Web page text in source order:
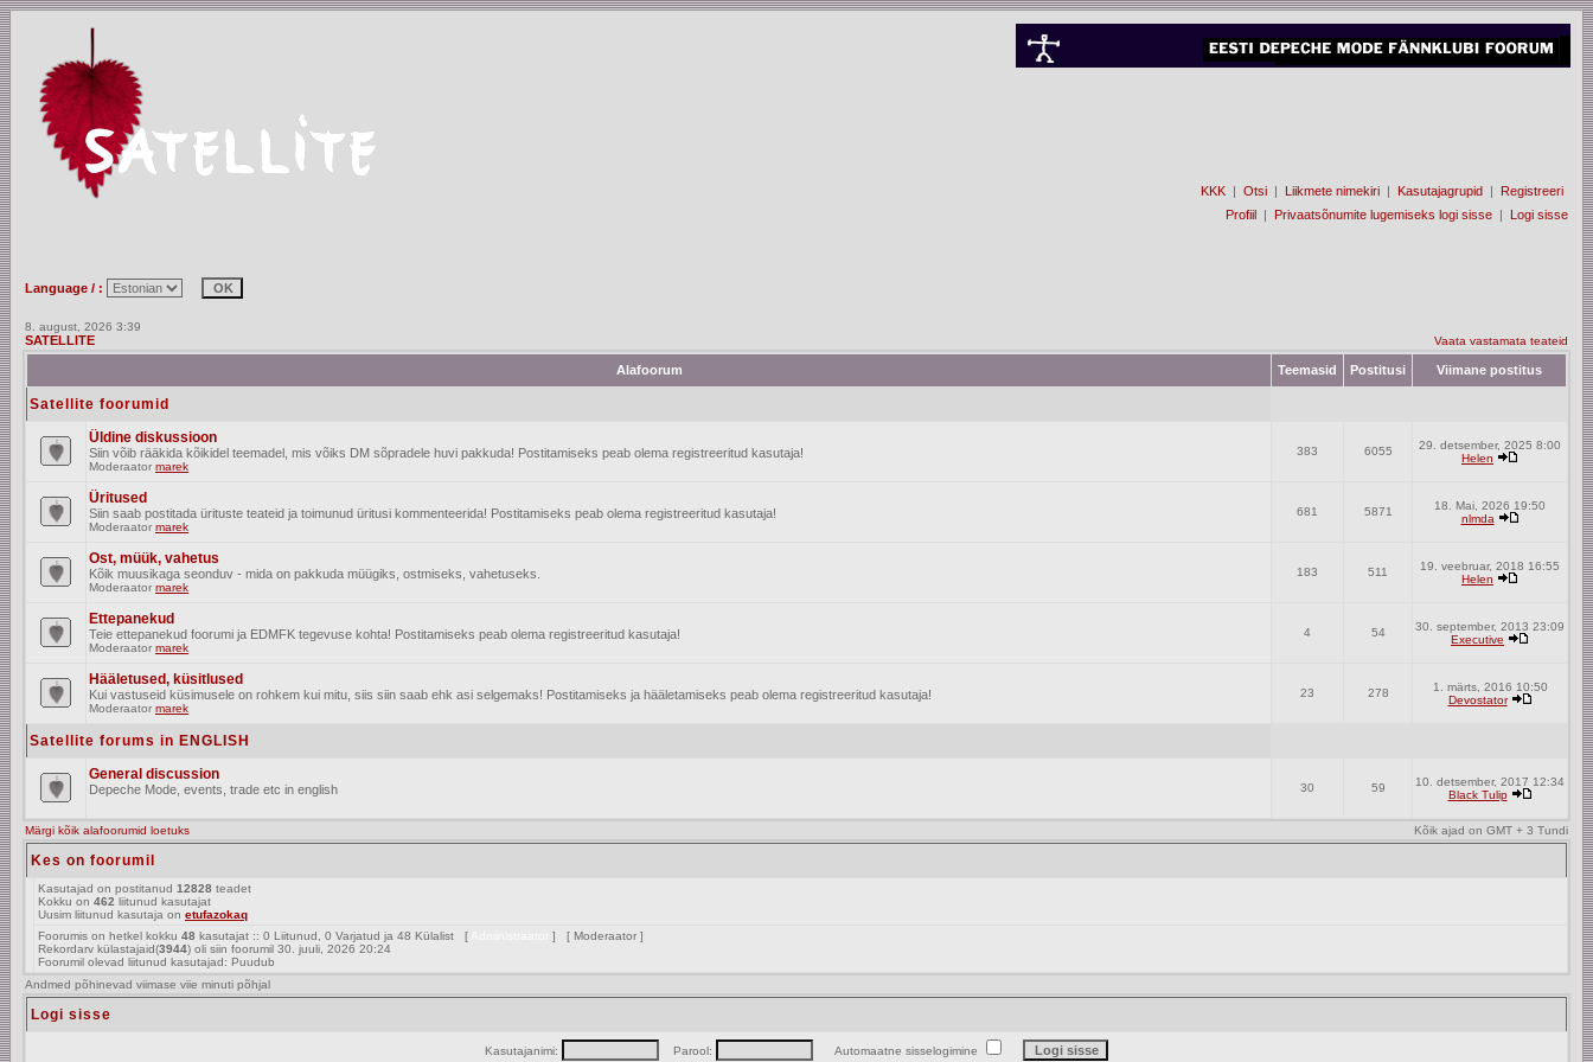
KKK | Otsi | Liikmete nimekiri | Kasutajagrupid | Registreeri
Profiil | Privaatsõnumite lugemiseks logi sisse | Logi sisse
Language / :
8. august, 2026 3:39
SATELLITE Vaata vastamata teateid
Alafoorum Teemasid Postitusi Viimane postitus
Satellite foorumid
Üldine diskussioon
Siin võib rääkida kõikidel teemadel, mis võiks DM sõpradele huvi pakkuda! Postitamiseks peab olema registreeritud kasutaja!
Moderaator marek
383 6055
29. detsember, 2025 8:00
Helen
Üritused
Siin saab postitada ürituste teateid ja toimunud üritusi kommenteerida! Postitamiseks peab olema registreeritud kasutaja!
Moderaator marek
681 5871
18. Mai, 2026 19:50
nlmda
Ost, müük, vahetus
Kõik muusikaga seonduv - mida on pakkuda müügiks, ostmiseks, vahetuseks.
Moderaator marek
183 511
19. veebruar, 2018 16:55
Helen
Ettepanekud
Teie ettepanekud foorumi ja EDMFK tegevuse kohta! Postitamiseks peab olema registreeritud kasutaja!
Moderaator marek
4 54
30. september, 2013 23:09
Executive
Hääletused, küsitlused
Kui vastuseid küsimusele on rohkem kui mitu, siis siin saab ehk asi selgemaks! Postitamiseks ja hääletamiseks peab olema registreeritud kasutaja!
Moderaator marek
23 278
1. märts, 2016 10:50
Devostator
Satellite forums in ENGLISH
General discussion
Depeche Mode, events, trade etc in english 30 59
10. detsember, 2017 12:34
Black Tulip
Märgi kõik alafoorumid loetuks Kõik ajad on GMT + 3 Tundi
Kes on foorumil
Kasutajad on postitanud12828
Kokku on462liitunud kasutajat
Uusim liitunud kasutaja onetufazokaq
Foorumis on hetkel kokku48 kasutajat :: 0 Liitunud, 0 Varjatud ja 48 Külalist [ Administraator] [Moderaator
Rekordarv külastajaid(3944) oli siin foorumil 30. juuli, 2026 20:24
Foorumil olevad liitunud kasutajad: Puudub
Andmed põhinevad viimase viie minuti põhjal
Logi sisse
Kasutajanimi: Parool: Automaatne sisselogimine